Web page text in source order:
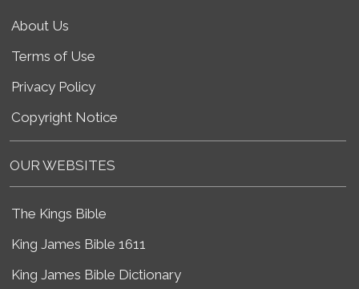
About Us
Terms of Use
Privacy Policy
Copyright Notice
OUR WEBSITES
The Kings Bible
King James Bible 1611
King James Bible Dictionary